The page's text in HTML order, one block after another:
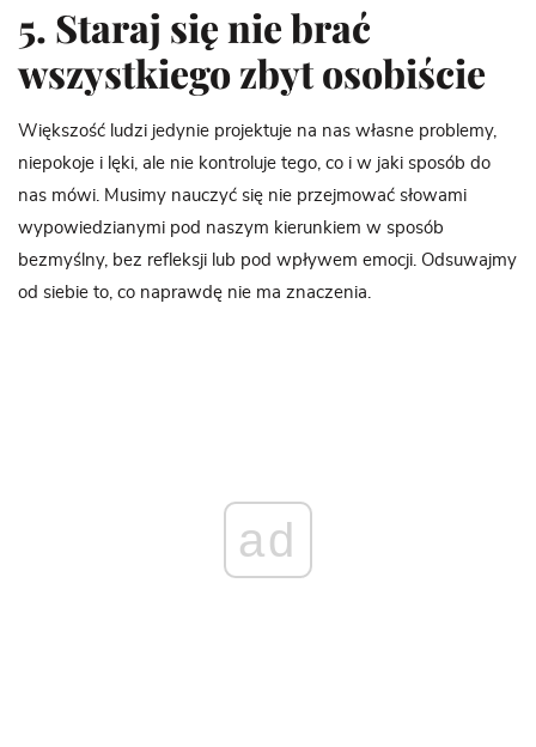
5. Staraj się nie brać
wszystkiego zbyt osobiście
Większość ludzi jedynie projektuje na nas własne problemy,
niepokoje i lęki, ale nie kontroluje tego, co i w jaki sposób do
nas mówi. Musimy nauczyć się nie przejmować słowami
wypowiedzianymi pod naszym kierunkiem w sposób
bezmyślny, bez refleksji lub pod wpływem emocji. Odsuwajmy
od siebie to, co naprawdę nie ma znaczenia.
ad